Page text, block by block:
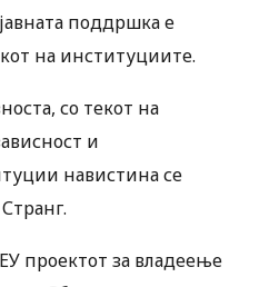
поддршка е
на институциите.
со текот на
и
навистина се
проектот за владеење